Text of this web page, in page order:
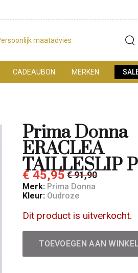
maatadvies
CADEAUBON MERKEN
Prima Donna
ERACLEA
TAILLESLIP
€ 45,95€ 91,90
Merk: Prima Donna
Kleur: Oudroze
Dit product is uitverkocht.
TOEVOEGEN AAN